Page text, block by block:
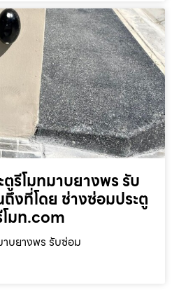
รีโมทมาบยางพร รับ
งที่โดย ช่างซ่อมประตู
โมท.com
าบยางพร รับซ่อม